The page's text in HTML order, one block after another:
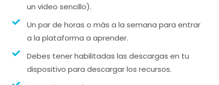
un video sencillo).
Un par de horas o más a la semana para entrar
a la plataforma a aprender.
Debes tener habilitadas las descargas en tu
dispositivo para descargar los recursos.